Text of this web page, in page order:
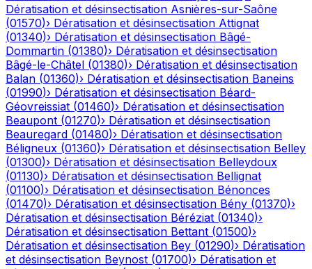
Dératisation et désinsectisation Asnières-sur-Saône
(01570)› Dératisation et désinsectisation Attignat
(01340)› Dératisation et désinsectisation Bâgé-
Dommartin (01380)› Dératisation et désinsectisation
Bâgé-le-Châtel (01380)› Dératisation et désinsectisation
Balan (01360)› Dératisation et désinsectisation Baneins
(01990)› Dératisation et désinsectisation Béard-
Géovreissiat (01460)› Dératisation et désinsectisation
Beaupont (01270)› Dératisation et désinsectisation
Beauregard (01480)› Dératisation et désinsectisation
Béligneux (01360)› Dératisation et désinsectisation Belley
(01300)› Dératisation et désinsectisation Belleydoux
(01130)› Dératisation et désinsectisation Bellignat
(01100)› Dératisation et désinsectisation Bénonces
(01470)› Dératisation et désinsectisation Bény (01370)›
Dératisation et désinsectisation Béréziat (01340)›
Dératisation et désinsectisation Bettant (01500)›
Dératisation et désinsectisation Bey (01290)› Dératisation
et désinsectisation Beynost (01700)› Dératisation et